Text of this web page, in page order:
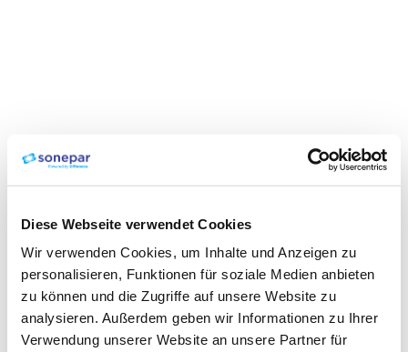
Diese Webseite verwendet Cookies
Wir verwenden Cookies, um Inhalte und Anzeigen zu
personalisieren, Funktionen für soziale Medien anbieten
zu können und die Zugriffe auf unsere Website zu
analysieren. Außerdem geben wir Informationen zu Ihrer
Verwendung unserer Website an unsere Partner für